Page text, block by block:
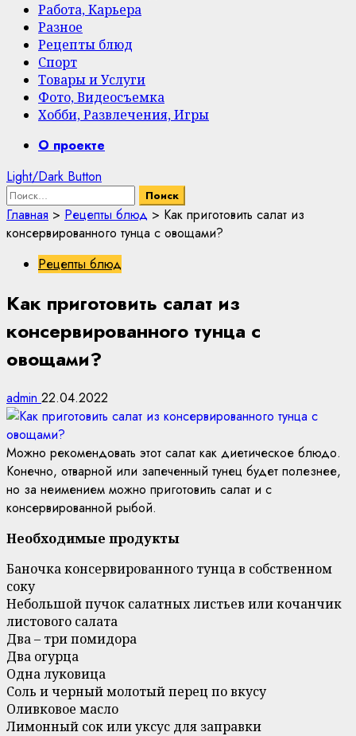
Работа, Карьера
Разное
Рецепты блюд
Спорт
Товары и Услуги
Фото, Видеосъемка
Хобби, Развлечения, Игры
PrimaryО проекте
Light/Dark Button
Найти:
Главная > Рецепты блюд > Как приготовить салат из
консервированного тунца с овощами?
Рецепты блюд
Как приготовить салат из
консервированного тунца с
овощами?
admin 22.04.2022
Можно рекомендовать этот салат как диетическое блюдо.
Конечно, отварной или запеченный тунец будет полезнее,
но за неимением можно приготовить салат и с
консервированной рыбой.
Необходимые продукты
Баночка консервированного тунца в собственном
соку
Небольшой пучок салатных листьев или кочанчик
листового салата
Два – три помидора
Два огурца
Одна луковица
Соль и черный молотый перец по вкусу
Оливковое масло
Лимонный сок или уксус для заправки